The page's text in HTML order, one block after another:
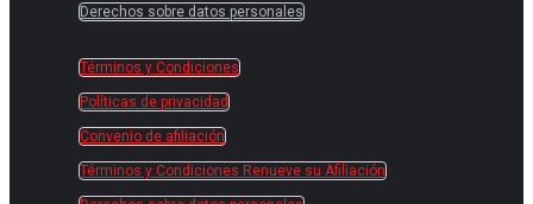
Derechos sobre datos personales
Términos y Condiciones
Políticas de privacidad
Convenio de afiliación
Términos y Condiciones Renueve su Afiliación